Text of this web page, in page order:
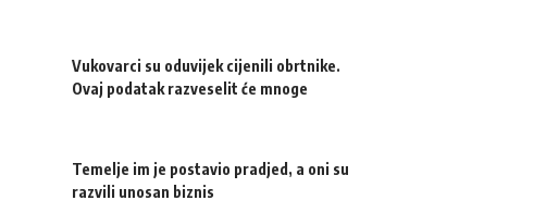
Vukovarci su oduvijek cijenili obrtnike.
Ovaj podatak razveselit će mnoge
Temelje im je postavio pradjed, a oni su
razvili unosan biznis